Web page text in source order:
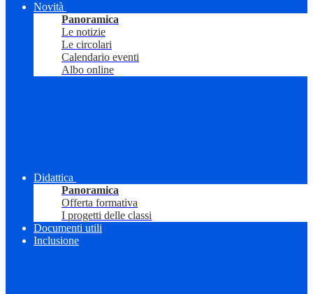
Novità
Panoramica
Le notizie
Le circolari
Calendario eventi
Albo online
Didattica
Panoramica
Offerta formativa
I progetti delle classi
Documenti utili
Inclusione